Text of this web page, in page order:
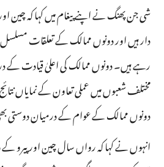
شی جن پھنگ نے اپنے پیغام میں کہا کہ چین
دار ہیں اور دونوں ممالک کے تعلقات
رہے ہیں۔ دونوں ممالک کی اعلیٰ قیادت کے
مختلف شعبوں میں عملی تعاون کے نمایاں
دونوں ممالک کے عوام کے درمیان دوستی
انہوں نے کہا کہ رواں سال چین اور پیرو